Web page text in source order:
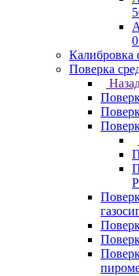
Калибровка
Поверка